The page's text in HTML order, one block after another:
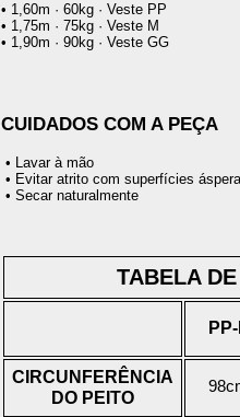
• 1,60m · 60kg · Veste PP
• 1,75m · 75kg · Veste M
• 1,90m · 90kg · Veste GG
CUIDADOS COM A PEÇA
• Lavar à mão
• Evitar atrito com superfícies
• Secar naturalmente
TABELA
CIRCUNFERÊNCIA
DO PEITO